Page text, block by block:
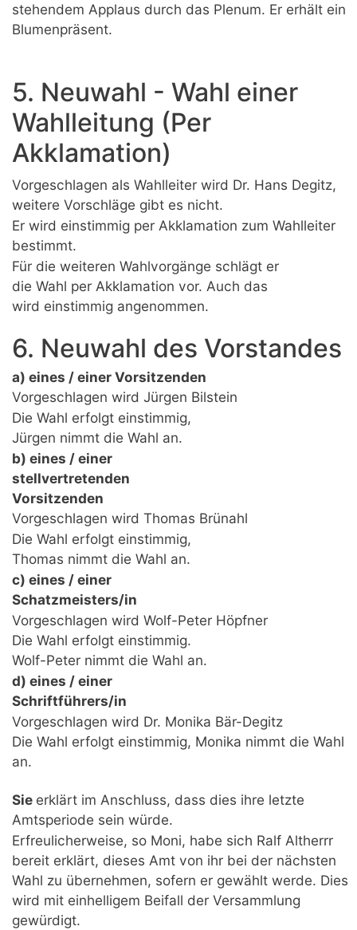
stehendem Applaus durch das Plenum. Er erhält ein
Blumenpräsent.
5. Neuwahl - Wahl einer
Wahlleitung (Per
Akklamation)
Vorgeschlagen als Wahlleiter wird Dr. Hans Degitz,
weitere Vorschläge gibt es nicht.
Er wird einstimmig per Akklamation zum Wahlleiter
bestimmt.
Für die weiteren Wahlvorgänge schlägt er
die Wahl per Akklamation vor. Auch das
wird einstimmig angenommen.
6. Neuwahl des Vorstandes
a) eines / einer Vorsitzenden
Vorgeschlagen wird Jürgen Bilstein
Die Wahl erfolgt einstimmig,
Jürgen nimmt die Wahl an.
b) eines / einer
stellvertretenden
Vorsitzenden
Vorgeschlagen wird Thomas Brünahl
Die Wahl erfolgt einstimmig,
Thomas nimmt die Wahl an.
c) eines / einer
Schatzmeisters/in
Vorgeschlagen wird Wolf-Peter Höpfner
Die Wahl erfolgt einstimmig.
Wolf-Peter nimmt die Wahl an.
d) eines / einer
Schriftführers/in
Vorgeschlagen wird Dr. Monika Bär-Degitz
Die Wahl erfolgt einstimmig, Monika nimmt die Wahl
an.
Sie erklärt im Anschluss, dass dies ihre letzte
Amtsperiode sein würde.
Erfreulicherweise, so Moni, habe sich Ralf Altherrr
bereit erklärt, dieses Amt von ihr bei der nächsten
Wahl zu übernehmen, sofern er gewählt werde. Dies
wird mit einhelligem Beifall der Versammlung
gewürdigt.